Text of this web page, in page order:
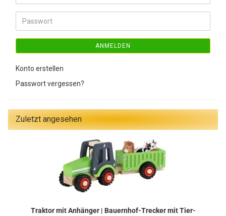
Mail-
Adresse
Passwort
ANMELDEN
Konto erstellen
Passwort vergessen?
Zuletzt angesehen
Traktor mit Anhänger | Bauernhof-Trecker mit Tier-